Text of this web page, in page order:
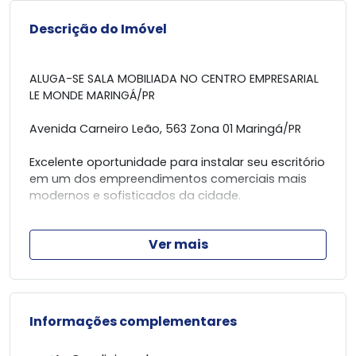
Descrição do Imóvel
ALUGA-SE SALA MOBILIADA NO CENTRO EMPRESARIAL
LE MONDE MARINGÁ/PR
Avenida Carneiro Leão, 563 Zona 01 Maringá/PR
Excelente oportunidade para instalar seu escritório
em um dos empreendimentos comerciais mais
modernos e sofisticados da cidade.
Sala comercial semi-mobiliada, localizada no 13°
andar, com acabamento impecável, ambientes
planejados e uma excelente estrutura para
empresas, profissionais liberais, consultórios e
escritórios corporativos.
Sobre o imóvel:
Ver mais
Informações complementares